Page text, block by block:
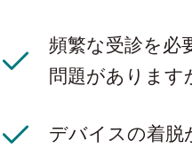
頻繁な受診を必
問題があります
デバイスの着脱